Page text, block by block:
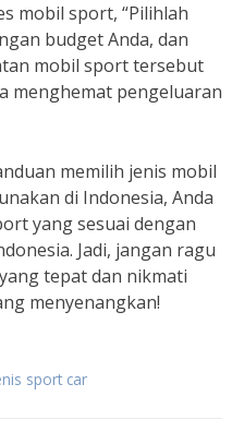
mobil sport, “Pilihlah
budget Anda, dan
mobil sport tersebut
menghemat pengeluaran
memilih jenis mobil
di Indonesia, Anda
yang sesuai dengan
Jadi, jangan ragu
tepat dan nikmati
menyenangkan!
sport car